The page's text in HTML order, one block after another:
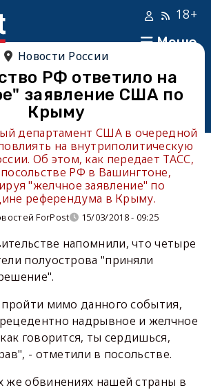
Меню
18+
Новости России
РФ ответило на
заявление США по
Крыму
департамент США в очередной
на внутриполитическую
Об этом, как передает ТАСС,
РФ в Вашингтоне,
"желчное заявление" по
референдума в Крыму.
ForPost 15/03/2018 - 09:25
напомнили, что четыре
полуострова "приняли
мимо данного события,
надрывное и желчное
говорится, ты сердишься,
- отметили в посольстве.
же обвинениях нашей страны в